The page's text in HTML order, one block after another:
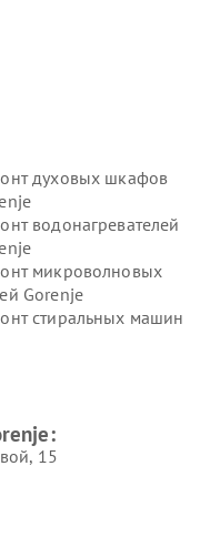
духовых шкафов
водонагревателей
микроволновых
Gorenje
стиральных машин
15